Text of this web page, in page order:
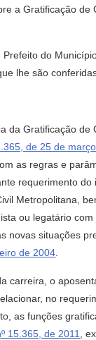
a Gratificação de
Prefeito do
lhe são
da Gratificação de
de 25 de
as regras e
requerimento do
Metropolitana,
ou legatário com
novas situações
de 2004
carreira, o
no
as funções
15.365, de 2011
,